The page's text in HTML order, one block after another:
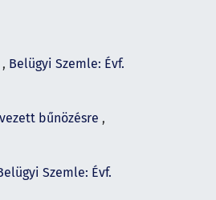
, Belügyi Szemle: Évf.
bűnözésre ,
Szemle: Évf.